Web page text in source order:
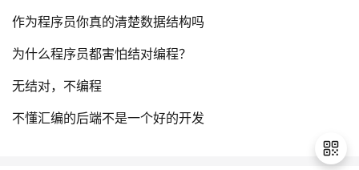
作为程序员你真的清楚数据结构吗
为什么程序员都害怕结对编程？
无结对，不编程
不懂汇编的后端不是一个好的开发